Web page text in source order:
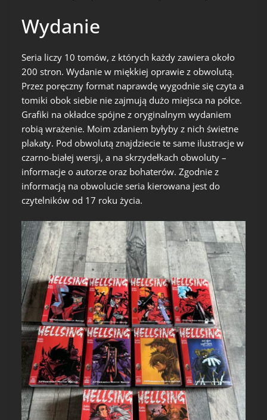
Wydanie
Seria liczy 10 tomów, z których każdy zawiera około
200 stron. Wydanie w miękkiej oprawie z obwolutą.
Przez poręczny format naprawdę wygodnie się czyta a
tomiki obok siebie nie zajmują dużo miejsca na półce.
Grafiki na okładce spójne z oryginalnym wydaniem
robią wrażenie. Moim zdaniem byłyby z nich świetne
plakaty. Pod obwolutą znajdziecie te same ilustracje w
czarno-białej wersji, a na skrzydełkach obwoluty –
informacje o autorze oraz bohaterów. Zgodnie z
informacją na obwolucie seria kierowana jest do
czytelników od 17 roku życia.